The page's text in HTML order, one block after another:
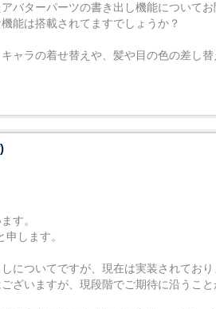
バターパーツの書き出し機能についてお
能は搭載されてますでしょうか？
ャラの着せ替えや、髪や目の色の差し
す。
します。
についてですが、現在は実装されており
ざいますが、現段階でご期待に沿うこと